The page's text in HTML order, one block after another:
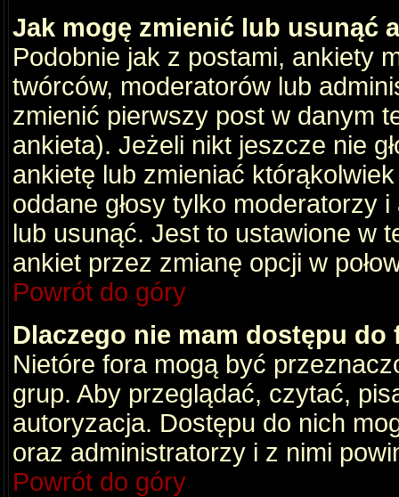
Jak mogę zmienić lub usunąć
Podobnie jak z postami, ankiety
twórców, moderatorów lub
zmienić pierwszy post w danym
ankieta). Jeżeli nikt jeszcze nie
ankietę lub zmieniać
oddane głosy tylko moderatorzy
lub usunąć. Jest to ustawione w
ankiet przez zmianę opcji w
Powrót do góry
Dlaczego nie mam dostępu do
Nietóre fora mogą być
grup. Aby przeglądać, czytać,
autoryzacja. Dostępu do nich
oraz administratorzy i z nimi
Powrót do góry